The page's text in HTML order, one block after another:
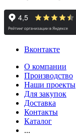
Вконтакте
О компании
Производство
Наши проекты
Для закупок
Доставка
Контакты
Каталог
...